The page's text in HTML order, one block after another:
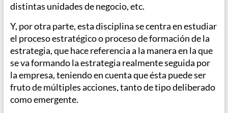
distintas unidades de negocio, etc.
Y, por otra parte, esta disciplina se centra en estudiar
el proceso estratégico o proceso de formación de la
estrategia, que hace referencia a la manera en la que
se va formando la estrategia realmente seguida por
la empresa, teniendo en cuenta que ésta puede ser
fruto de múltiples acciones, tanto de tipo deliberado
como emergente.